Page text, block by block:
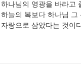
하나님의 영광을 바라고
하늘의 복보다 하나님 그
자랑으로 삼았다는 것이